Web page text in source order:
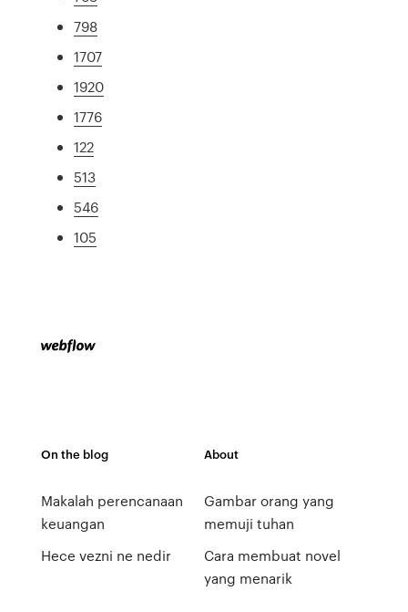
798
1707
1920
1776
122
513
546
105
On the blog
Makalah perencanaan
keuangan
Hece vezni ne nedir
About
Gambar orang yang
memuji tuhan
Cara membuat novel
yang menarik